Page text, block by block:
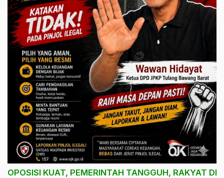
OPOSISI KUAT, PEMERINTAH TANGGUH, RAKYAT